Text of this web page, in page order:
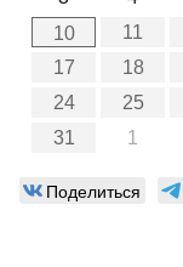
10
11
17
18
24
25
31
1
Поделиться